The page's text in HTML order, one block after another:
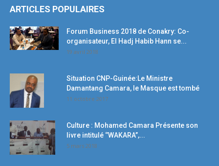
ARTICLES POPULAIRES
Forum Business 2018 de Conakry: Co-
organisateur, El Hadj Habib Hann se...
19 avril 2018
Situation CNP-Guinée:Le Ministre
Damantang Camara, le Masque est tombé
11 octobre 2017
Culture : Mohamed Camara Présente son
livre intitulé ‘’WAKARA’’,...
5 mars 2018